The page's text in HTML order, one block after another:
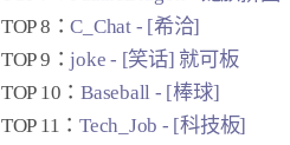
TOP 8：C_Chat - [希洽]
TOP 9：joke - [笑话] 就可板
TOP 10：Baseball - [棒球]
TOP 11：Tech_Job - [科技板]